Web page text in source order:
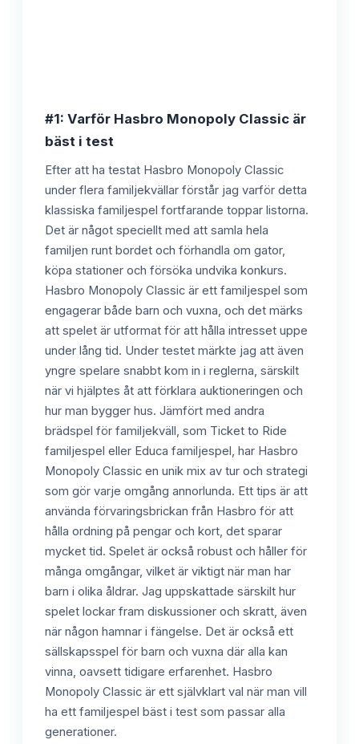
#1: Varför Hasbro Monopoly Classic är
bäst i test
Efter att ha testat Hasbro Monopoly Classic
under flera familjekvällar förstår jag varför detta
klassiska familjespel fortfarande toppar listorna.
Det är något speciellt med att samla hela
familjen runt bordet och förhandla om gator,
köpa stationer och försöka undvika konkurs.
Hasbro Monopoly Classic är ett familjespel som
engagerar både barn och vuxna, och det märks
att spelet är utformat för att hålla intresset uppe
under lång tid. Under testet märkte jag att även
yngre spelare snabbt kom in i reglerna, särskilt
när vi hjälptes åt att förklara auktioneringen och
hur man bygger hus. Jämfört med andra
brädspel för familjekväll, som Ticket to Ride
familjespel eller Educa familjespel, har Hasbro
Monopoly Classic en unik mix av tur och strategi
som gör varje omgång annorlunda. Ett tips är att
använda förvaringsbrickan från Hasbro för att
hålla ordning på pengar och kort, det sparar
mycket tid. Spelet är också robust och håller för
många omgångar, vilket är viktigt när man har
barn i olika åldrar. Jag uppskattade särskilt hur
spelet lockar fram diskussioner och skratt, även
när någon hamnar i fängelse. Det är också ett
sällskapsspel för barn och vuxna där alla kan
vinna, oavsett tidigare erfarenhet. Hasbro
Monopoly Classic är ett självklart val när man vill
ha ett familjespel bäst i test som passar alla
generationer.